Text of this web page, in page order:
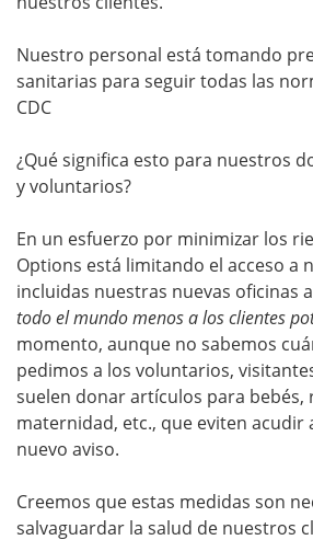
Nuestro personal está tomando
sanitarias para seguir todas las
CDC
¿Qué significa esto para nuestros
y voluntarios?
En un esfuerzo por minimizar los
Options está limitando el acceso a
incluidas nuestras nuevas oficinas
todo el mundo menos a los clientes
momento, aunque no sabemos
pedimos a los voluntarios,
suelen donar artículos para bebés,
maternidad, etc., que eviten acudir
nuevo aviso.
Creemos que estas medidas son
salvaguardar la salud de nuestros